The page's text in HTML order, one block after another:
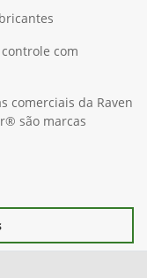
com
comerciais da Raven
são marcas